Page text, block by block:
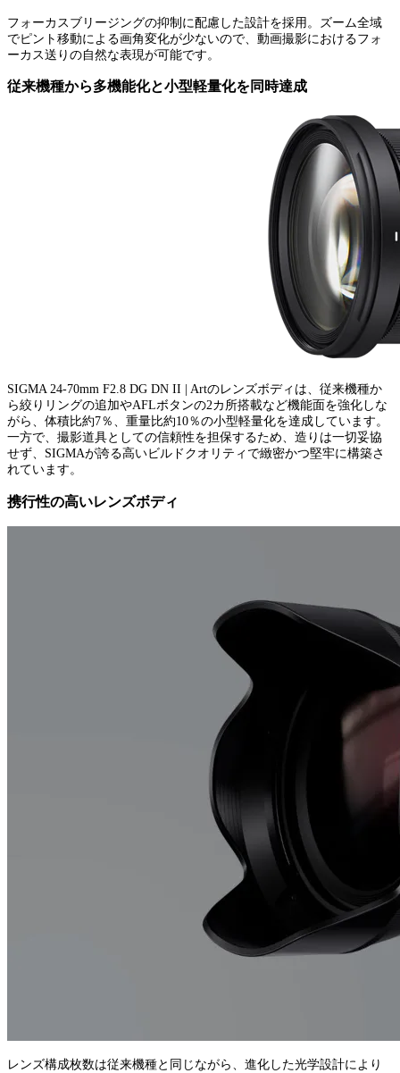
フォーカスブリージングの抑制に配慮した設計を採用。ズーム全域
でピント移動による画角変化が少ないので、動画撮影におけるフォ
ーカス送りの自然な表現が可能です。
従来機種から多機能化と小型軽量化を同時達成
SIGMA 24-70mm F2.8 DG DN II | Artのレンズボディは、従来機種か
ら絞りリングの追加やAFLボタンの2カ所搭載など機能面を強化しな
がら、体積比約7％、重量比約10％の小型軽量化を達成しています。
一方で、撮影道具としての信頼性を担保するため、造りは一切妥協
せず、SIGMAが誇る高いビルドクオリティで緻密かつ堅牢に構築さ
れています。
携行性の高いレンズボディ
レンズ構成枚数は従来機種と同じながら、進化した光学設計により